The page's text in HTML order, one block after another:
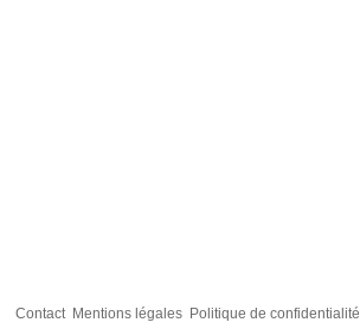
Contact Mentions légales Politique de confidentialité